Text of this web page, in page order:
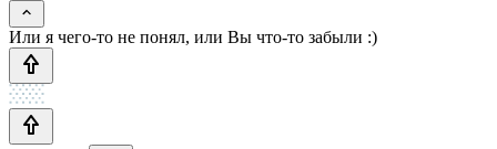
Или я чего-то не понял, или Вы что-то забыли :)